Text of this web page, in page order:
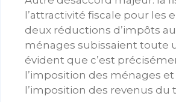
l’attractivité fiscale pour
deux réductions d’impôts
ménages subissaient toute
évident que c’est
l’imposition des ménages
l’imposition des revenus